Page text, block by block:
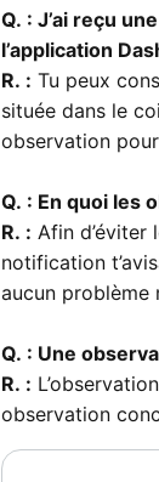
Q. : J’ai reçu
l’application
R. : Tu peux
située dans le
observation
Q. : En quoi les
R. : Afin
notification
aucun problème
Q. : Une
R. :
observation